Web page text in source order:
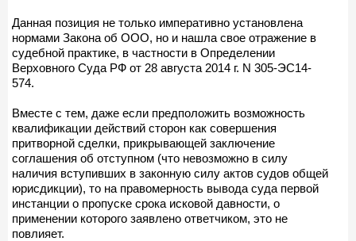
Данная позиция не только императивно установлена
нормами Закона об ООО, но и нашла свое отражение в
судебной практике, в частности в Определении
Верховного Суда РФ от 28 августа 2014 г. N 305-ЭС14-
574.
Вместе с тем, даже если предположить возможность
квалификации действий сторон как совершения
притворной сделки, прикрывающей заключение
соглашения об отступном (что невозможно в силу
наличия вступивших в законную силу актов судов общей
юрисдикции), то на правомерность вывода суда первой
инстанции о пропуске срока исковой давности, о
применении которого заявлено ответчиком, это не
повлияет.